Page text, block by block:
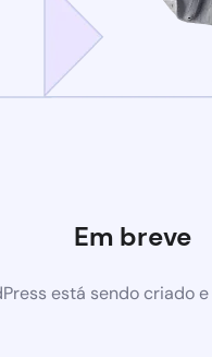
Em breve
está sendo criado